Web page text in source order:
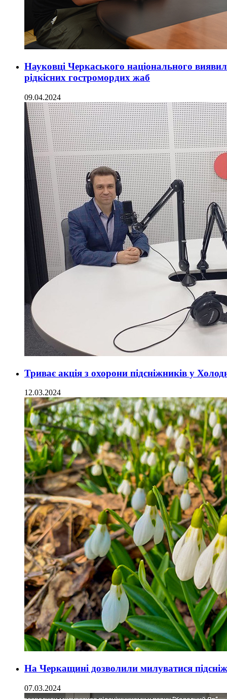
Науковці Черкаського національного
рідкісних гостромордих жаб
09.04.2024
Триває акція з охорони підсніжників у
12.03.2024
На Черкащині дозволили милуватися
07.03.2024